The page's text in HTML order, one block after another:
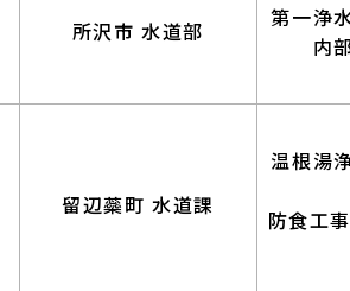
所沢市 水道部
第一浄
内
留辺蘂町 水道課
温根湯
防食工